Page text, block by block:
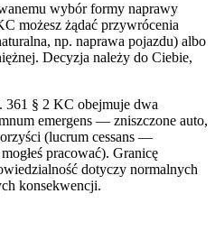
wybór formy naprawy
możesz żądać przywrócenia
np. naprawa pojazdu) albo
Decyzja należy do Ciebie,
361 § 2 KC obejmuje dwa
emergens — zniszczone auto,
(lucrum cessans —
pracować). Granicę
dotyczy normalnych
konsekwencji.